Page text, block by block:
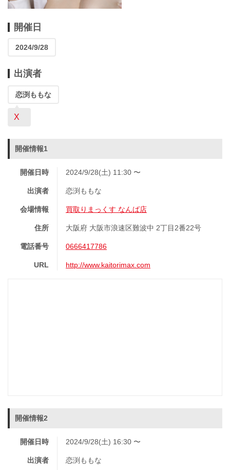
開催日
2024/9/28
出演者
恋渕ももな
X
開催情報1
開催日時 2024/9/28(土) 11:30 〜
出演者 恋渕ももな
会場情報 買取りまっくす なんば店
住所 大阪府 大阪市浪速区難波中 2丁目2番22号
電話番号 0666417786
URL http://www.kaitorimax.com
開催情報2
開催日時 2024/9/28(土) 16:30 〜
出演者 恋渕ももな